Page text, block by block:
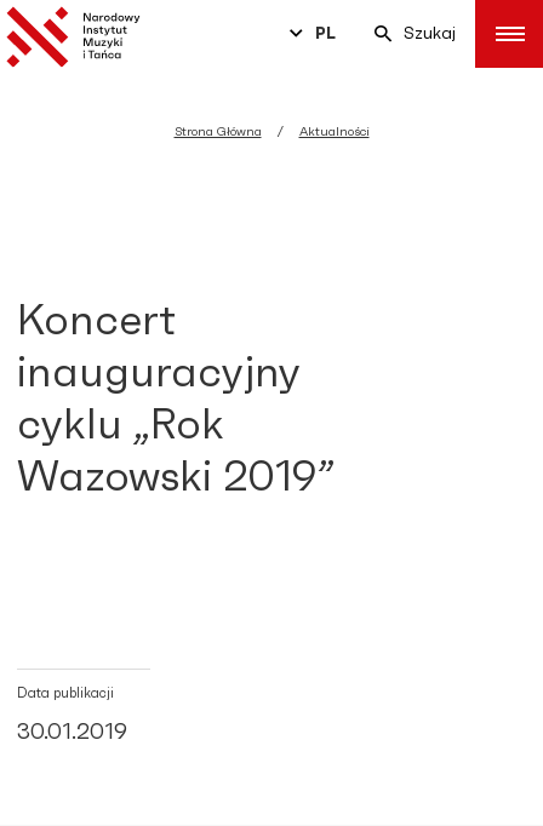
PL Szukaj
Strona Główna Aktualności
Koncert
inauguracyjny
cyklu „Rok
Wazowski 2019”
Data publikacji
30.01.2019